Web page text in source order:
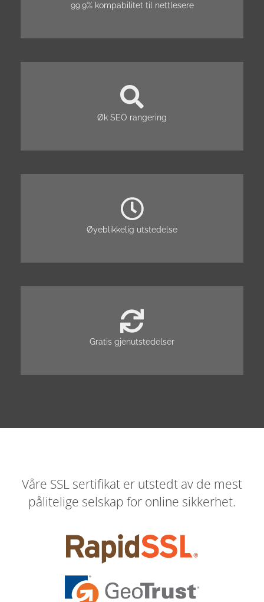
99.9% kompabilitet til nettlesere
Øk SEO rangering
Øyeblikkelig utstedelse
Gratis gjenutstedelser
Våre SSL sertifikat er utstedt av de mest
pålitelige selskap for online sikkerhet.